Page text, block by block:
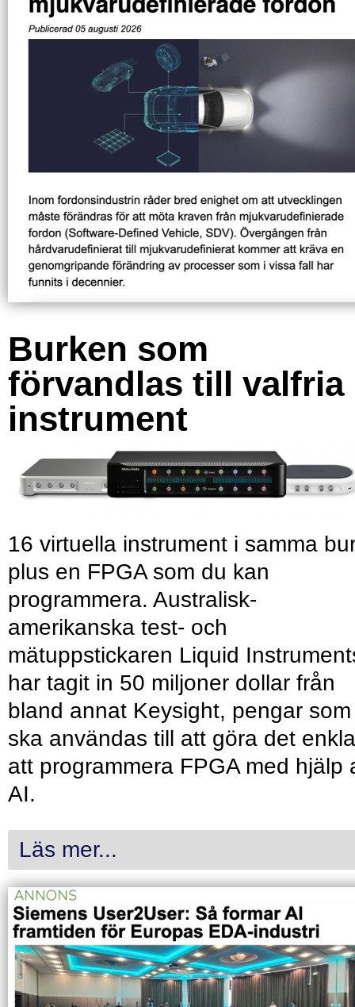
Burken som
förvandlas till valfria
instrument
16 virtuella instrument i samma
plus en FPGA som du kan
programmera. Australisk-
amerikanska test- och
mätuppstickaren Liquid
har tagit in 50 miljoner dollar från
bland annat Keysight, pengar som
ska användas till att göra det
att programmera FPGA med hjälp
AI.
Läs mer...